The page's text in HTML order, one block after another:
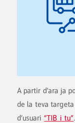
A partir d’ara ja
de la teva
d’usuari“TIB i tu”